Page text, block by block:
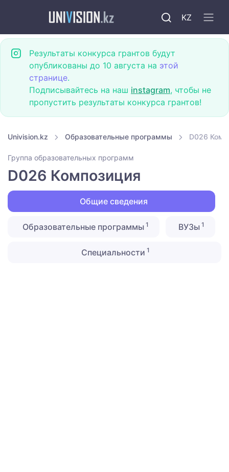
KZ
Результаты конкурса грантов будут
опубликованы до 10 августа на этой
странице.
Подписывайтесь на наш instagram, чтобы не
пропустить результаты конкурса грантов!
Univision.kz Образовательные программы D026
Группа образовательных программ
D026 Композиция
Общие сведения
Образовательные программы 1 ВУЗы 1
Специальности 1